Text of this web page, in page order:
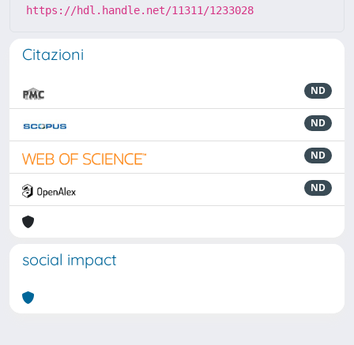
https://hdl.handle.net/11311/1233028
Citazioni
ND
ND
ND
ND
social impact